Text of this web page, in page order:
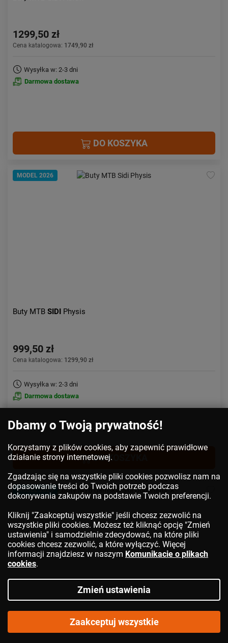
1299,50 zł
Cena katalogowa: 1749,90 zł
Wysyłka w: 2-3 dni
Darmowa dostawa
DO KOSZYKA
MODEL 2026
Buty MTB SIDI Physis
999,50 zł
Cena katalogowa: 1299,90 zł
Wysyłka w: 2-3 dni
Darmowa dostawa
DO KOSZYKA
MODEL 2026
Buty MTB damskieSIDIDominator X
Dbamy o Twoją prywatność!
Korzystamy z plików cookies, aby zapewnić prawidłowe
działanie strony internetowej.
Zgadzając się na wszystkie pliki cookies pozwolisz nam na
dopasowanie treści do Twoich potrzeb podczas
dokonywania zakupów na podstawie Twoich preferencji.
Kliknij "Zaakceptuj wszystkie" jeśli chcesz zezwolić na
wszystkie pliki cookies. Możesz też kliknąć opcję "Zmień
ustawienia" i samodzielnie zdecydować, na które pliki
cookies chcesz zezwolić, a które wyłączyć. Więcej
informacji znajdziesz w naszym Komunikacie o plikach
cookies.
Zmień ustawienia
Zaakceptuj wszystkie